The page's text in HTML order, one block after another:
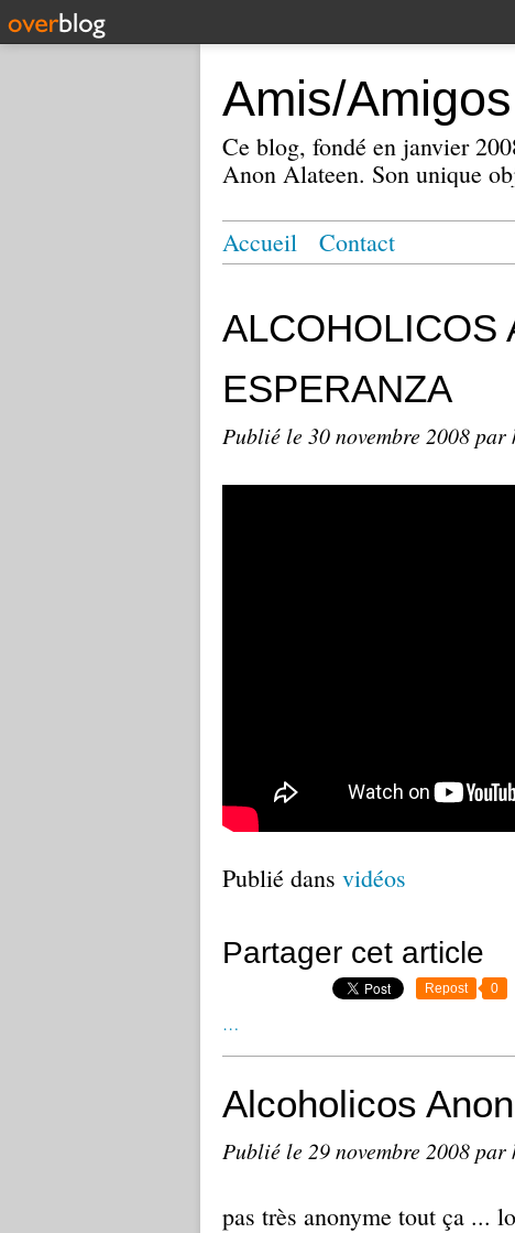
Amis/
Ce blog, fondé en janvier
Anon Alateen. Son unique
Accueil Contact
ALCOHOLICOS
ESPERANZA
Publié le 30 novembre 2008par
Publié dans vidéos
Partager cet article
Repost 0
…
Alcoholicos
Publié le 29 novembre 2008par
pas très anonyme tout ça ...